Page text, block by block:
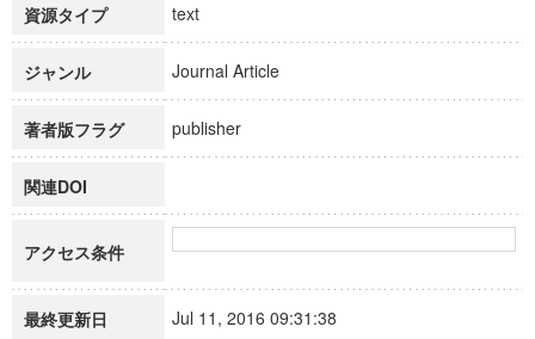
資源タイプ text
ジャンル Journal Article
著者版フラグ publisher
関連DOI
アクセス条件
最終更新日 Jul 11, 2016 09:31:38